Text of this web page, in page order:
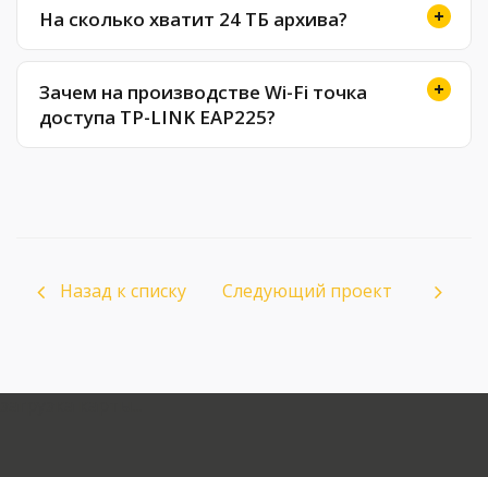
На сколько хватит 24 ТБ архива?
Зачем на производстве Wi-Fi точка
доступа TP-LINK EAP225?
Назад к списку Следующий проект